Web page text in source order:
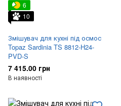
6
10
Змішувач для кухні під осмос
Topaz Sardinia TS 8812-H24-
PVD-S
7 415.00 грн
В наявності